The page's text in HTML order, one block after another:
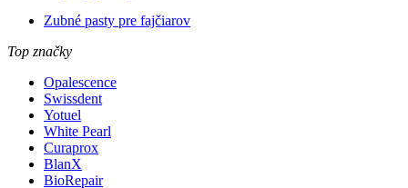
Zubné pasty pre fajčiarov
Top značky
Opalescence
Swissdent
Yotuel
White Pearl
Curaprox
BlanX
BioRepair